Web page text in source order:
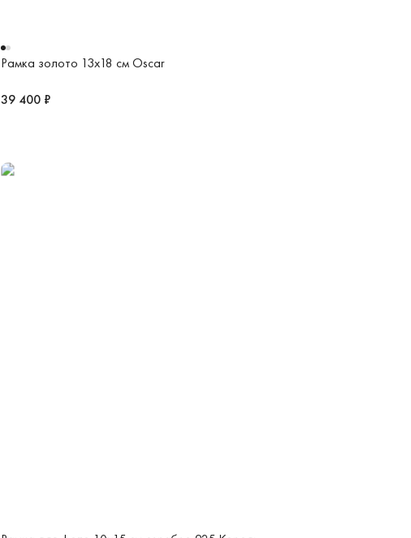
Рамка золото 13x18 см Oscar
39 400 ₽